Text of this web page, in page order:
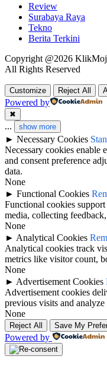
Review
Surabaya Raya
Tekno
Berita Terkini
Copyright @2026
All Rights Reserved
Customize Reject All
Powered by
✖
... show more
► Necessary Cookies
Necessary cookies enable
and consent preference
data.
None
► Functional Cookies
Functional cookies
media, collecting
None
► Analytical Cookies
Analytical cookies track
metrics like visitor count,
None
► Advertisement Cookies
Advertisement cookies
previous visits and
None
Reject All Save My
Powered by